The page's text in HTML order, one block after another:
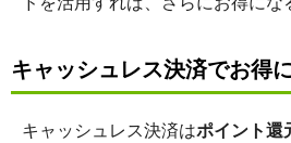
キャッシュレス決済でお得
キャッシュレス決済はポイント還